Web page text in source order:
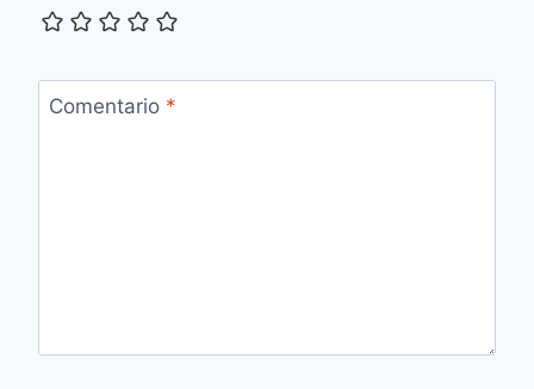
Comentario *